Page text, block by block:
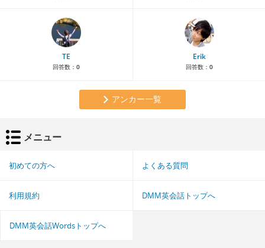
TE
回答数： 0
Erik
回答数： 0
アンカー一覧
メニュー
初めての方へ よくある質問
利用規約 DMM英会話トップへ
DMM英会話Wordsトップへ